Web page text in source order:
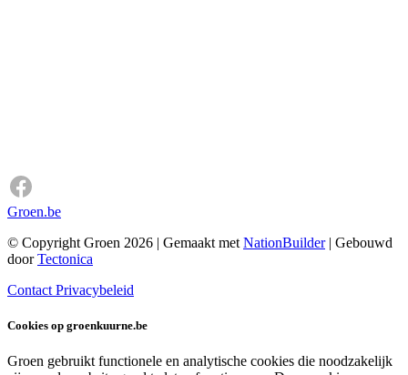
Groen.be
© Copyright Groen 2026 | Gemaakt met NationBuilder| Gebouwd
doorTectonica
Contact Privacybeleid
Cookies op groenkuurne.be
Groen gebruikt functionele en analytische cookies die noodzakelijk